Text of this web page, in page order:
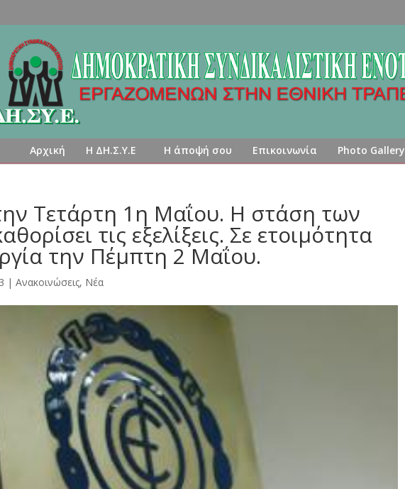
Αρχική Η ΔΗ.Σ.Υ.Ε Η άποψή σου Επικοινωνία Photo Gallery
Τετάρτη 1η Μαΐου. Η στάση των
τις εξελίξεις. Σε ετοιμότητα
την Πέμπτη 2 Μαΐου.
|Ανακοινώσεις, Νέα